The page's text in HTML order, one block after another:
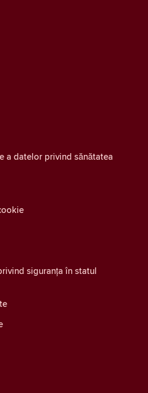
a datelor privind sănătatea
siguranța în statul